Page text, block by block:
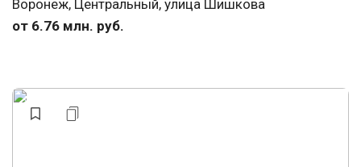
Воронеж, Центральный, улица Шишкова
от 6.76 млн. руб.